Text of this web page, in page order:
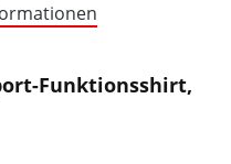
Funktionsshirt,